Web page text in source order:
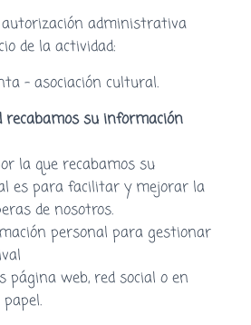
administrativa
de la actividad:
– asociación cultural.
recabamos su información
la que recabamos su
es para facilitar y mejorar la
de nosotros.
personal para gestionar
web, red social o en